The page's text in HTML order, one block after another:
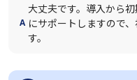
A
大丈夫です。導入から
にサポートしますので
す。